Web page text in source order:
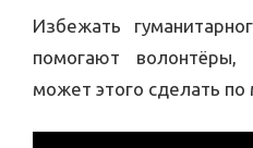
Избежать
помогают волонтёры,
может этого сделать